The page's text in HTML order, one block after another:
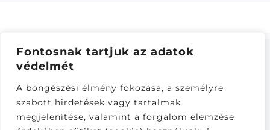
Fontosnak tartjuk az adatok
védelmét
A böngészési élmény fokozása, a személyre
szabott hirdetések vagy tartalmak
megjelenítése, valamint a forgalom elemzése
ELÁLLÁS
Látogatók: